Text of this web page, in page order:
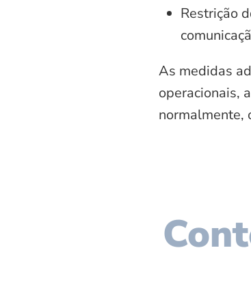
Restrição
As medidas
operacionais,
normalmente,